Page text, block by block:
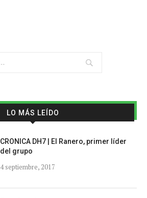
LO MÁS LEÍDO
CRONICA DH7 | El Ranero, primer líder
del grupo
4 septiembre, 2017